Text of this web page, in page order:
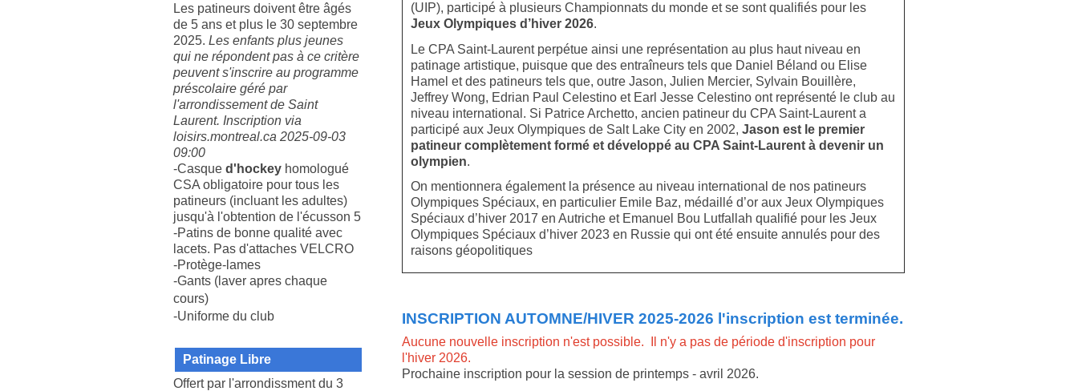
Les patineurs doivent être âgés
de 5 ans et plus le 30 septembre
2025. Les enfants plus jeunes
qui ne répondent pas à ce critère
peuvent s'inscrire au programme
préscolaire géré par
l'arrondissement de Saint
Laurent. Inscription via
loisirs.montreal.ca 2025-09-03
09:00
-Casque d'hockey homologué
CSA obligatoire pour tous les
patineurs (incluant les adultes)
jusqu'à l'obtention de l'écusson 5
-Patins de bonne qualité avec
lacets. Pas d'attaches VELCRO
-Protège-lames
-Gants (laver apres chaque
cours)
-Uniforme du club
Patinage Libre
Offert par l'arrondissment du 3
(UIP), participé à plusieurs Championnats du monde et se sont qualifiés pour les
Jeux Olympiques d’hiver 2026.
Le CPA Saint-Laurent perpétue ainsi une représentation au plus haut niveau en
patinage artistique, puisque que des entraîneurs tels que Daniel Béland ou Elise
Hamel et des patineurs tels que, outre Jason, Julien Mercier, Sylvain Bouillère,
Jeffrey Wong, Edrian Paul Celestino et Earl Jesse Celestino ont représenté le club au
niveau international. Si Patrice Archetto, ancien patineur du CPA Saint-Laurent a
participé aux Jeux Olympiques de Salt Lake City en 2002, Jason est le premier
patineur complètement formé et développé au CPA Saint-Laurent à devenir un
olympien.
On mentionnera également la présence au niveau international de nos patineurs
Olympiques Spéciaux, en particulier Emile Baz, médaillé d’or aux Jeux Olympiques
Spéciaux d’hiver 2017 en Autriche et Emanuel Bou Lutfallah qualifié pour les Jeux
Olympiques Spéciaux d’hiver 2023 en Russie qui ont été ensuite annulés pour des
raisons géopolitiques
INSCRIPTION AUTOMNE/HIVER 2025-2026 l'inscription est terminée.
Aucune nouvelle inscription n'est possible. Il n'y a pas de période d'inscription pour
l'hiver 2026.
Prochaine inscription pour la session de printemps - avril 2026.